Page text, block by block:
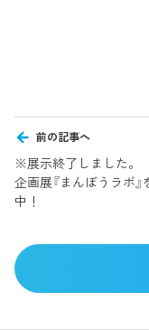
前の記事へ
※展示終了しました。
企画展『まんぼうラボ』
中！